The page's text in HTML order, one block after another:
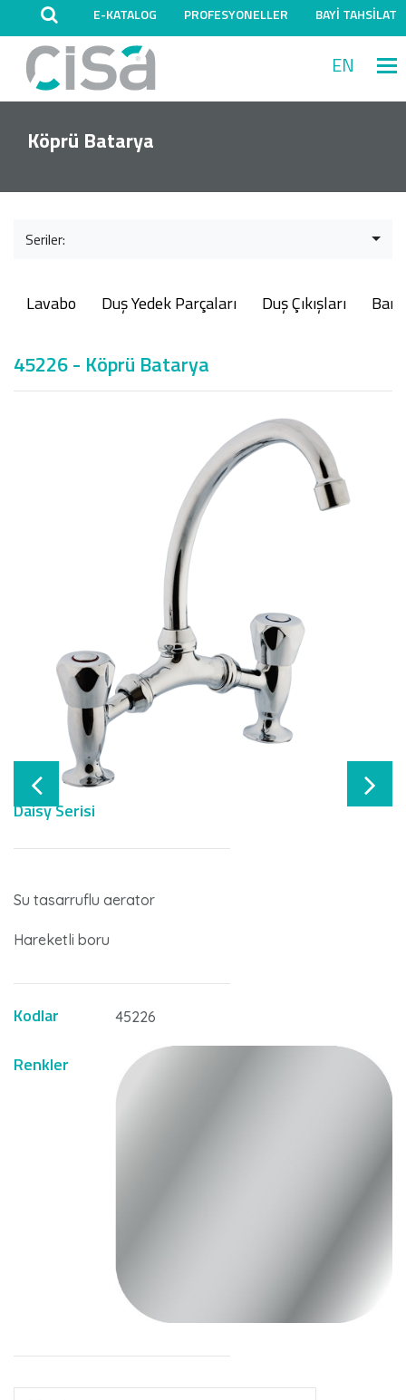
E-KATALOG PROFESYONELLER BAYİ TAHSİLAT
EN
Köprü Batarya
Seriler:
Lavabo Duş Yedek Parçaları Duş Çıkışları
45226 - Köprü Batarya
Daisy Serisi
Su tasarruflu aerator
Hareketli boru
Kodlar 45226
Renkler